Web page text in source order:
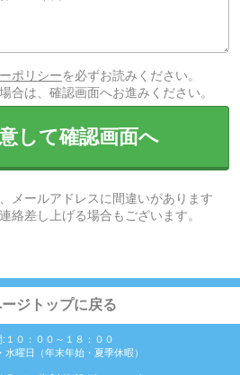
ポリシーを必ずお読みください。
合は、確認画面へお進みください。
して確認画面へ
メールアドレスに間違いがあります
絡差し上げる場合もございます。
ジトップに戻る
１０：００～１８：００
水曜日（年末年始・夏季休暇）